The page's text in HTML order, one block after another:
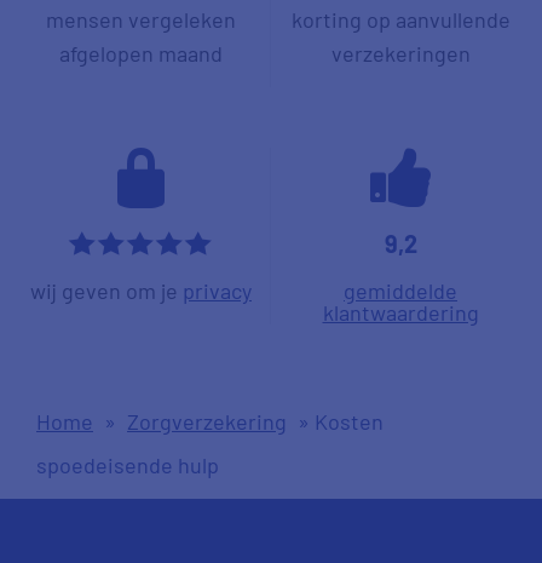
mensen vergeleken
afgelopen maand
korting op aanvullende
verzekeringen
*****
wij geven om je privacy
9,2
gemiddelde
klantwaardering
Home » Zorgverzekering » Kosten
spoedeisende hulp